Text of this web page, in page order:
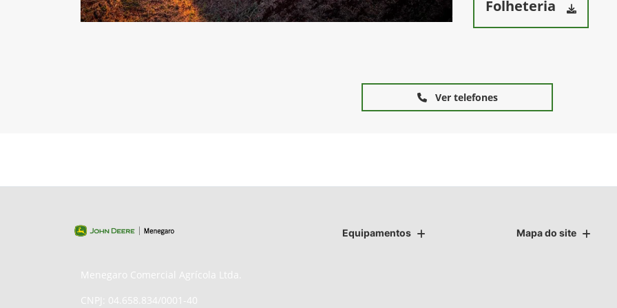
Folheteria
Ver telefones
Equipamentos Mapa do site
Menegaro Comercial Agrícola Ltda.
CNPJ: 04.658.834/0001-40